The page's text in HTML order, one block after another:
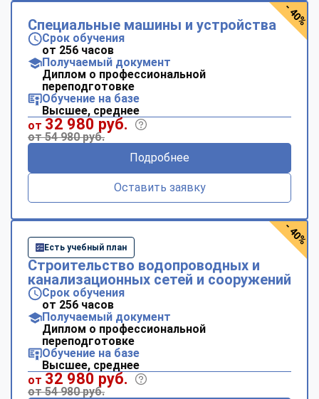
Специальные машины и устройства
Срок обучения
от 256 часов
Получаемый документ
Диплом о профессиональной
переподготовке
Обучение на базе
Высшее, среднее
от 32 980 руб.
от 54 980 руб.
Подробнее
Оставить заявку
- 40%
Есть учебный план
Строительство водопроводных и
канализационных сетей и сооружений
Срок обучения
от 256 часов
Получаемый документ
Диплом о профессиональной
переподготовке
Обучение на базе
Высшее, среднее
от 32 980 руб.
от 54 980 руб.
- 40%